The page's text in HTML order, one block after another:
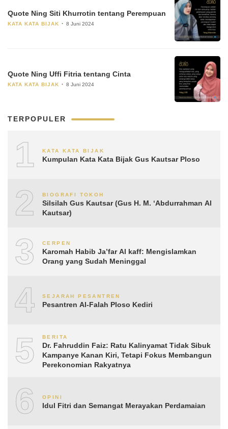
Quote Ning Siti Khurrotin tentang Perempuan
KATA KATA BIJAK 8 Juni 2024
Quote Ning Uffi Fitria tentang Cinta
KATA KATA BIJAK 8 Juni 2024
TERPOPULER
1 KATA KATA BIJAK
Kumpulan Kata Kata Bijak Gus Kautsar Ploso
2 BIOGRAFI TOKOH
Silsilah Gus Kautsar (Gus H. M. ‘Abdurrahman Al
Kautsar)
3 CERPEN
Karomah Habib Ja’far Al kaff: Mengislamkan
Orang yang Sudah Meninggal
4 SEJARAH PESANTREN
Pesantren Al-Falah Ploso Kediri
5 BERITA
Dr. Fahruddin Faiz: Ratu Kalinyamat Tidak Sibuk
Kampanye Kanan Kiri, Tetapi Fokus Membangun
Perekonomian Rakyatnya
6 OPINI
Idul Fitri dan Semangat Merayakan Perdamaian